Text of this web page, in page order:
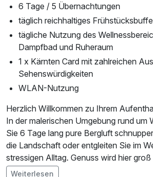
6 Tage / 5 Übernachtungen
täglich reichhaltiges
tägliche Nutzung des
Dampfbad und Ruheraum
1 x Kärnten Card mit zahlreichen
Sehenswürdigkeiten
WLAN-Nutzung
Herzlich Willkommen zu Ihrem
In der malerischen Umgebung rund um
Sie 6 Tage lang pure Bergluft
die Landschaft oder entgleiten Sie im
stressigen Alltag. Genuss wird hier
Starten Sie mit einem reichhaltigen
Weiterlesen